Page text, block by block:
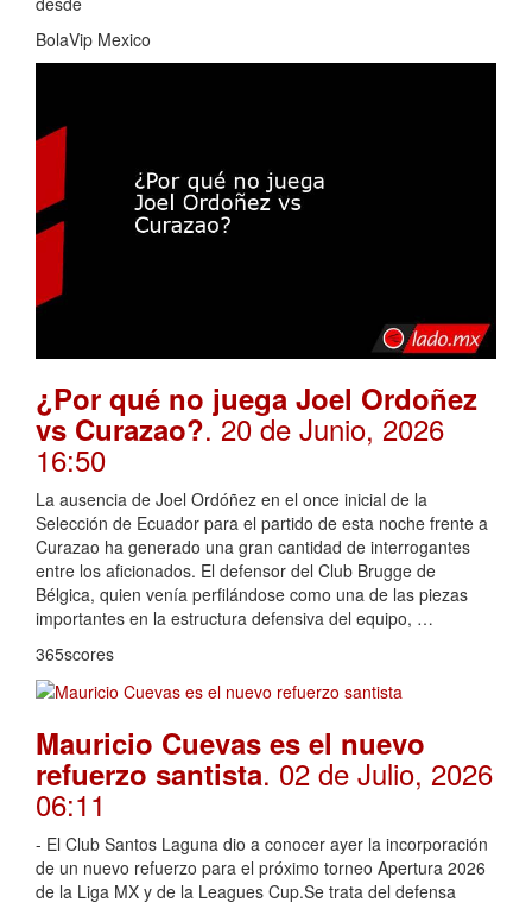
BolaVip Mexico
¿Por qué no juega Joel Ordoñez
vs Curazao?. 20 de Junio, 2026
16:50
La ausencia de Joel Ordóñez en el once inicial de la
Selección de Ecuador para el partido de esta noche frente a
Curazao ha generado una gran cantidad de interrogantes
entre los aficionados. El defensor del Club Brugge de
Bélgica, quien venía perfilándose como una de las piezas
importantes en la estructura defensiva del equipo, …
365scores
Mauricio Cuevas es el nuevo
refuerzo santista. 02 de Julio, 2026
06:11
- El Club Santos Laguna dio a conocer ayer la incorporación
de un nuevo refuerzo para el próximo torneo Apertura 2026
de la Liga MX y de la Leagues Cup.Se trata del defensa